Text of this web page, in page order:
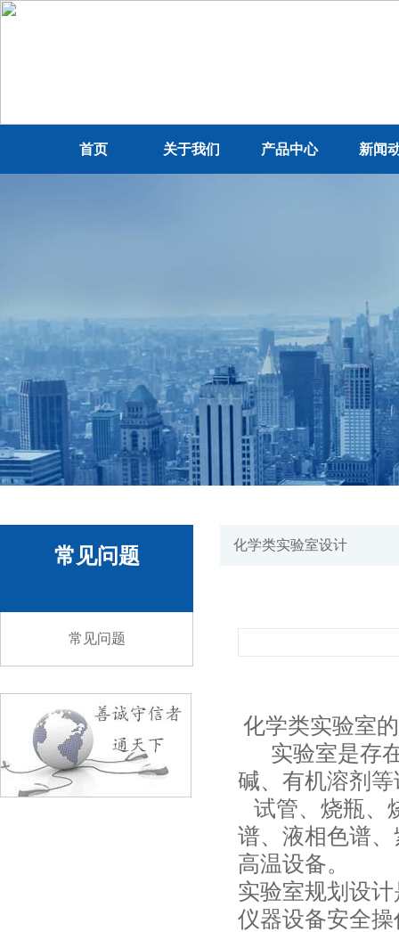
首页 关于我们 产品中心 新闻
常见问题
常见问题
化学类实验室设计
化学类实验室
实验室是存在
碱、有机溶剂
试管、烧瓶、
谱、液相色谱
高温设备。
实验室规划设
仪器设备安全